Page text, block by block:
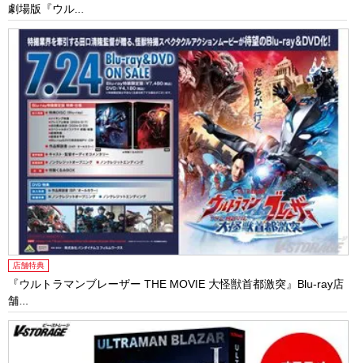
劇場版『ウル...
店舗特典
『ウルトラマンブレーザー THE MOVIE 大怪獣首都激突』Blu-ray店
舗...